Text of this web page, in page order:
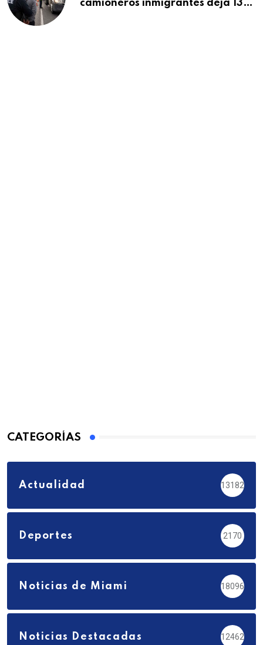
camioneros inmigrantes deja 137
CATEGORÍAS
Actualidad 13182
Deportes 2170
Noticias de Miami 18096
Noticias Destacadas 12462